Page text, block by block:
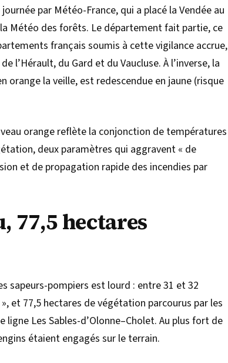
par Météo-France, qui a placé la Vendée au
Météo des forêts. Le département fait partie, ce
français soumis à cette vigilance accrue,
l’Hérault, du Gard et du Vaucluse. À l’inverse, la
orange la veille, est redescendue en jaune (risque
orange reflète la conjonction de températures
deux paramètres qui aggravent « de
et de propagation rapide des incendies par
77,5 hectares
sapeurs-pompiers est lourd : entre 31 et 32
et 77,5 hectares de végétation parcourus par les
ligne Les Sables-d’Olonne–Cholet. Au plus fort de
étaient engagés sur le terrain.